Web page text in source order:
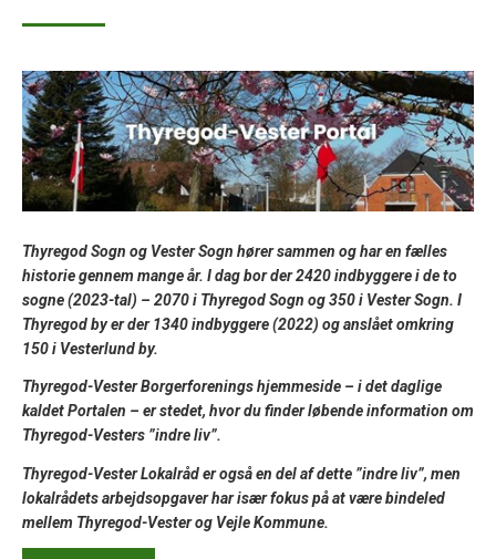
Thyregod Sogn og Vester Sogn hører sammen og har en fælles
historie gennem mange år. I dag bor der 2420 indbyggere i de to
sogne (2023-tal) – 2070 i Thyregod Sogn og 350 i Vester Sogn. I
Thyregod by er der 1340 indbyggere (2022) og anslået omkring
150 i Vesterlund by.
Thyregod-Vester Borgerforenings hjemmeside – i det daglige
kaldet Portalen – er stedet, hvor du finder løbende information om
Thyregod-Vesters ”indre liv”.
Thyregod-Vester Lokalråd er også en del af dette ”indre liv”, men
lokalrådets arbejdsopgaver har især fokus på at være bindeled
mellem Thyregod-Vester og Vejle Kommune.